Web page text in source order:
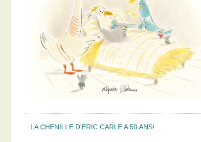
LA CHENILLE D'ERIC CARLE A 50 ANS!